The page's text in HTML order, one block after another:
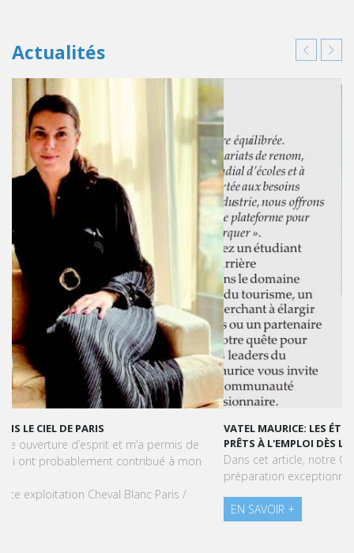
Actualités
VATEL MAURICE: LES ÉTUDIANTS SONT OPÉRATIONNELS ET
PRÊTS À L'EMPLOI DÈS LA FIN DE LEUR CURSUS
Dans cet article, notre CEO met en lumière le succès et la
préparation exceptionnelle des étudiants de Vatel Maurice.